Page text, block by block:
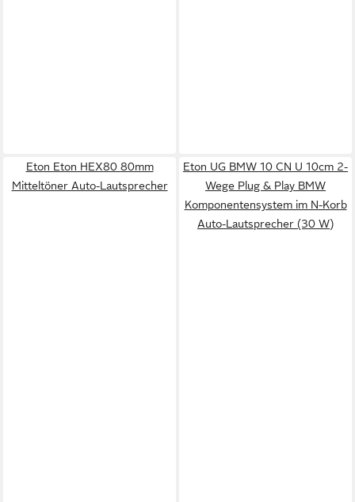
Eton Eton HEX80 80mm
Mitteltöner Auto-Lautsprecher
Eton UG BMW 10 CN U 10cm 2-
Wege Plug & Play BMW
Komponentensystem im N-Korb
Auto-Lautsprecher (30 W)